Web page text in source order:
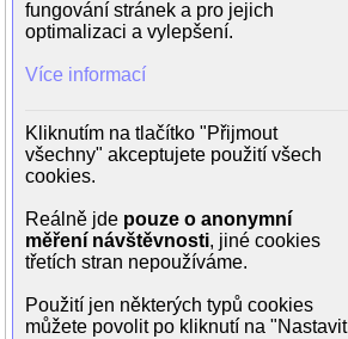
(poručík Zajíček)
Gympl 2007
Cesta z města2000 14 (Ludva ml.)
Rodinné vztahy
otec Tomáš Vorel
fungování stránek a pro jejich
optimalizaci a vylepšení.
Více informací
Kliknutím na tlačítko "Přijmout
všechny" akceptujete použití všech
cookies.
Reálně jde pouze o anonymní
měření návštěvnosti, jiné cookies
třetích stran nepoužíváme.
Použití jen některých typů cookies
můžete povolit po kliknutí na "Nastavit